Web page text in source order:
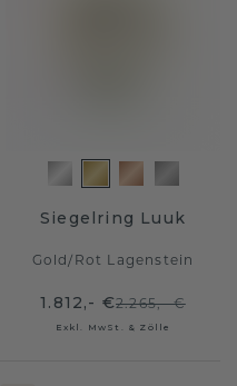
Siegelring Luuk
Gold/ Rot Lagenstein
1.812,- €2.265,- €
Exkl. MwSt. & Zölle